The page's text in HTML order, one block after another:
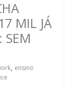
MIL JÁ
SEM
, ensino